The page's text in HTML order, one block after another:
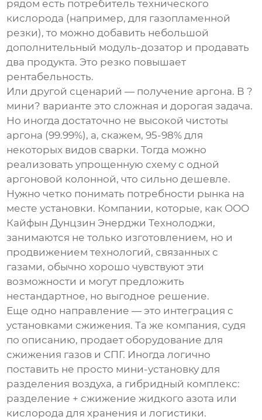
рядом есть потребитель технического
кислорода (например, для газопламенной
резки), то можно добавить небольшой
дополнительный модуль-дозатор и продавать
два продукта. Это резко повышает
рентабельность.
Или другой сценарий — получение аргона. В ?
мини? варианте это сложная и дорогая задача.
Но иногда достаточно не высокой чистоты
аргона (99.99%), а, скажем, 95-98% для
некоторых видов сварки. Тогда можно
реализовать упрощенную схему с одной
аргоновой колонной, что сильно дешевле.
Нужно четко понимать потребности рынка на
месте установки. Компании, которые, как ООО
Кайфын Дунцзин Энерджи Технолоджи,
занимаются не только изготовлением, но и
продвижением технологий, связанных с
газами, обычно хорошо чувствуют эти
возможности и могут предложить
нестандартное, но выгодное решение.
Еще одно направление — это интеграция с
установками сжижения. Та же компания, судя
по описанию, продает оборудование для
сжижения газов и СПГ. Иногда логично
поставить не просто мини-установку для
разделения воздуха, а гибридный комплекс:
разделение + сжижение жидкого азота или
кислорода для хранения и логистики.